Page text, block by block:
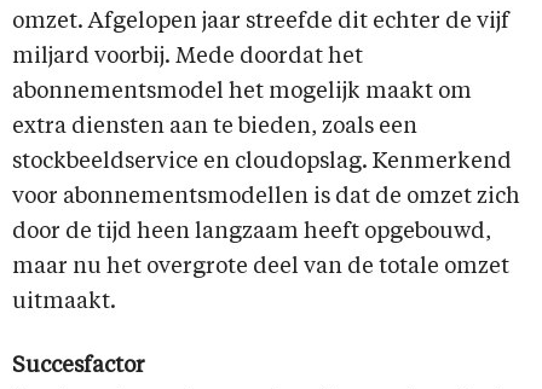
omzet. Afgelopen jaar streefde dit echter de vijf
miljard voorbij. Mede doordat het
abonnementsmodel het mogelijk maakt om
extra diensten aan te bieden, zoals een
stockbeeldservice en cloudopslag. Kenmerkend
voor abonnementsmodellen is dat de omzet zich
door de tijd heen langzaam heeft opgebouwd,
maar nu het overgrote deel van de totale omzet
uitmaakt.
Succesfactor